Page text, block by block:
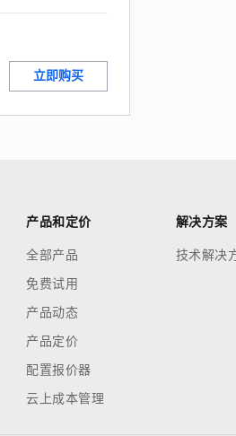
立即购买
产品和定价
全部产品
免费试用
产品动态
产品定价
配置报价器
云上成本管理
解决方案
技术解决